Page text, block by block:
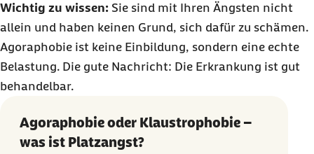
Wichtig zu wissen: Sie sind mit Ihren Ängsten nicht
allein und haben keinen Grund, sich dafür zu schämen.
Agoraphobie ist keine Einbildung, sondern eine echte
Belastung. Die gute Nachricht: Die Erkrankung ist gut
behandelbar.
Agoraphobie oder Klaustrophobie –
was ist Platzangst?